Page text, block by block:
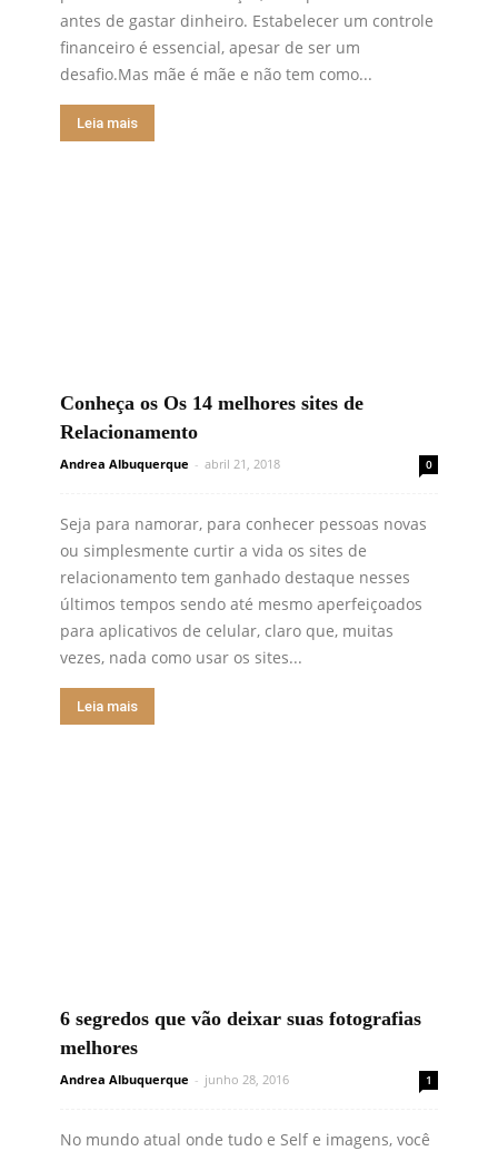
antes de gastar dinheiro. Estabelecer um controle
financeiro é essencial, apesar de ser um
desafio.Mas mãe é mãe e não tem como...
Leia mais
Conheça os Os 14 melhores sites de
Relacionamento
Andrea Albuquerque - abril 21, 2018 0
Seja para namorar, para conhecer pessoas novas
ou simplesmente curtir a vida os sites de
relacionamento tem ganhado destaque nesses
últimos tempos sendo até mesmo aperfeiçoados
para aplicativos de celular, claro que, muitas
vezes, nada como usar os sites...
Leia mais
6 segredos que vão deixar suas fotografias
melhores
Andrea Albuquerque - junho 28, 2016 1
No mundo atual onde tudo e Self e imagens, você